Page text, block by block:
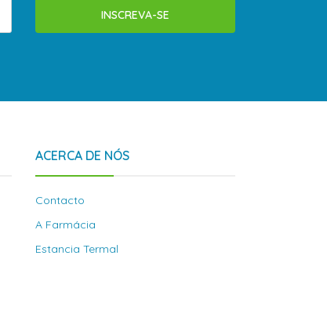
INSCREVA-SE
ACERCA DE NÓS
Contacto
A Farmácia
Estancia Termal